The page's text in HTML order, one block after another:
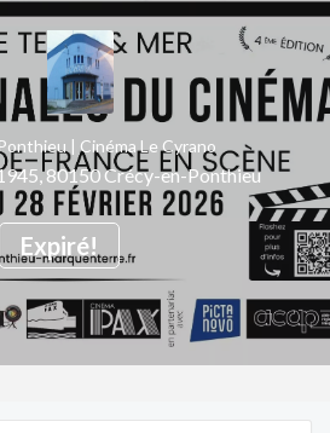
Expiré!
| Cinéma Le Cyrano
80150 Crécy-en-Ponthieu